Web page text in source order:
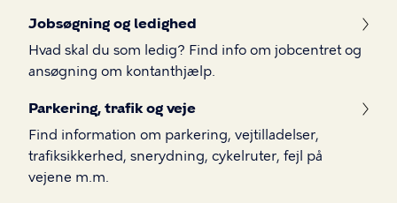
Jobsøgning og ledighed
Hvad skal du som ledig? Find info om jobcentret og
ansøgning om kontanthjælp.
Parkering, trafik og veje
Find information om parkering, vejtilladelser,
trafiksikkerhed, snerydning, cykelruter, fejl på
vejene m.m.